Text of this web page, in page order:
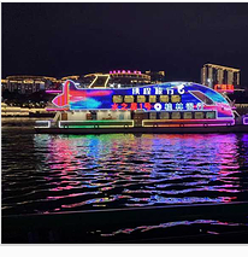
按
下
Tab
键
浏
览
信
柳州工业博物馆
白沙屯蚂拐岛 柳
鱼峰公园 螺蛳粉
雀儿山公园水上世界